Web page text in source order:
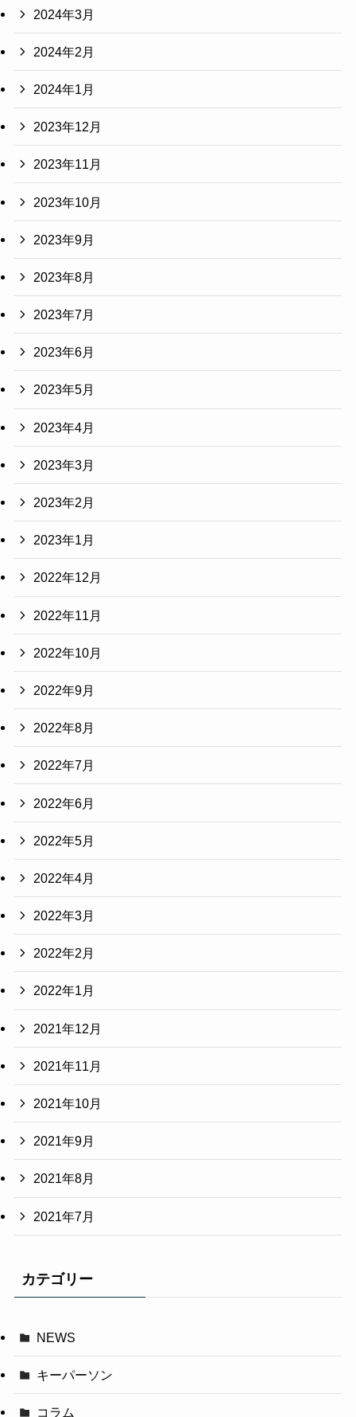
2024年3月
2024年2月
2024年1月
2023年12月
2023年11月
2023年10月
2023年9月
2023年8月
2023年7月
2023年6月
2023年5月
2023年4月
2023年3月
2023年2月
2023年1月
2022年12月
2022年11月
2022年10月
2022年9月
2022年8月
2022年7月
2022年6月
2022年5月
2022年4月
2022年3月
2022年2月
2022年1月
2021年12月
2021年11月
2021年10月
2021年9月
2021年8月
2021年7月
カテゴリー
NEWS
キーパーソン
コラム